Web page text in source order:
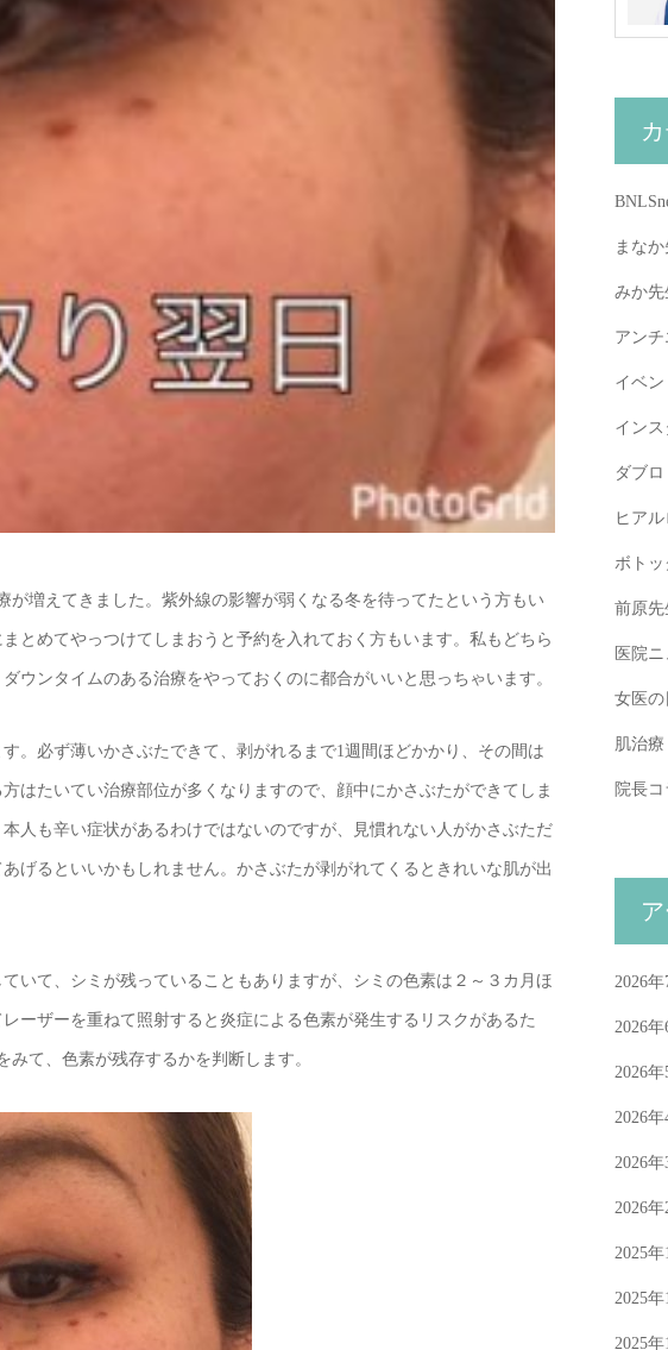
が増えてきました。紫外線の影響が弱くなる冬を待ってたという方もい
とめてやっつけてしまおうと予約を入れておく方もいます。私もどちら
ウンタイムのある治療をやっておくのに都合がいいと思っちゃいます。
。必ず薄いかさぶたできて、剥がれるまで1週間ほどかかり、その間は
はたいてい治療部位が多くなりますので、顔中にかさぶたができてしま
人も辛い症状があるわけではないのですが、見慣れない人がかさぶただ
げるといいかもしれません。かさぶたが剥がれてくるときれいな肌が出
いて、シミが残っていることもありますが、シミの色素は２～３カ月ほ
ーザーを重ねて照射すると炎症による色素が発生するリスクがあるた
て、色素が残存するかを判断します。
まな
みか先
アン
イベ
イン
ダブロ
ヒア
ボトッ
前原先
医院
女医の
肌治療
院長コ
2026年
2026年
2026年
2026年
2026年
2026年
2025年
2025年
2025年